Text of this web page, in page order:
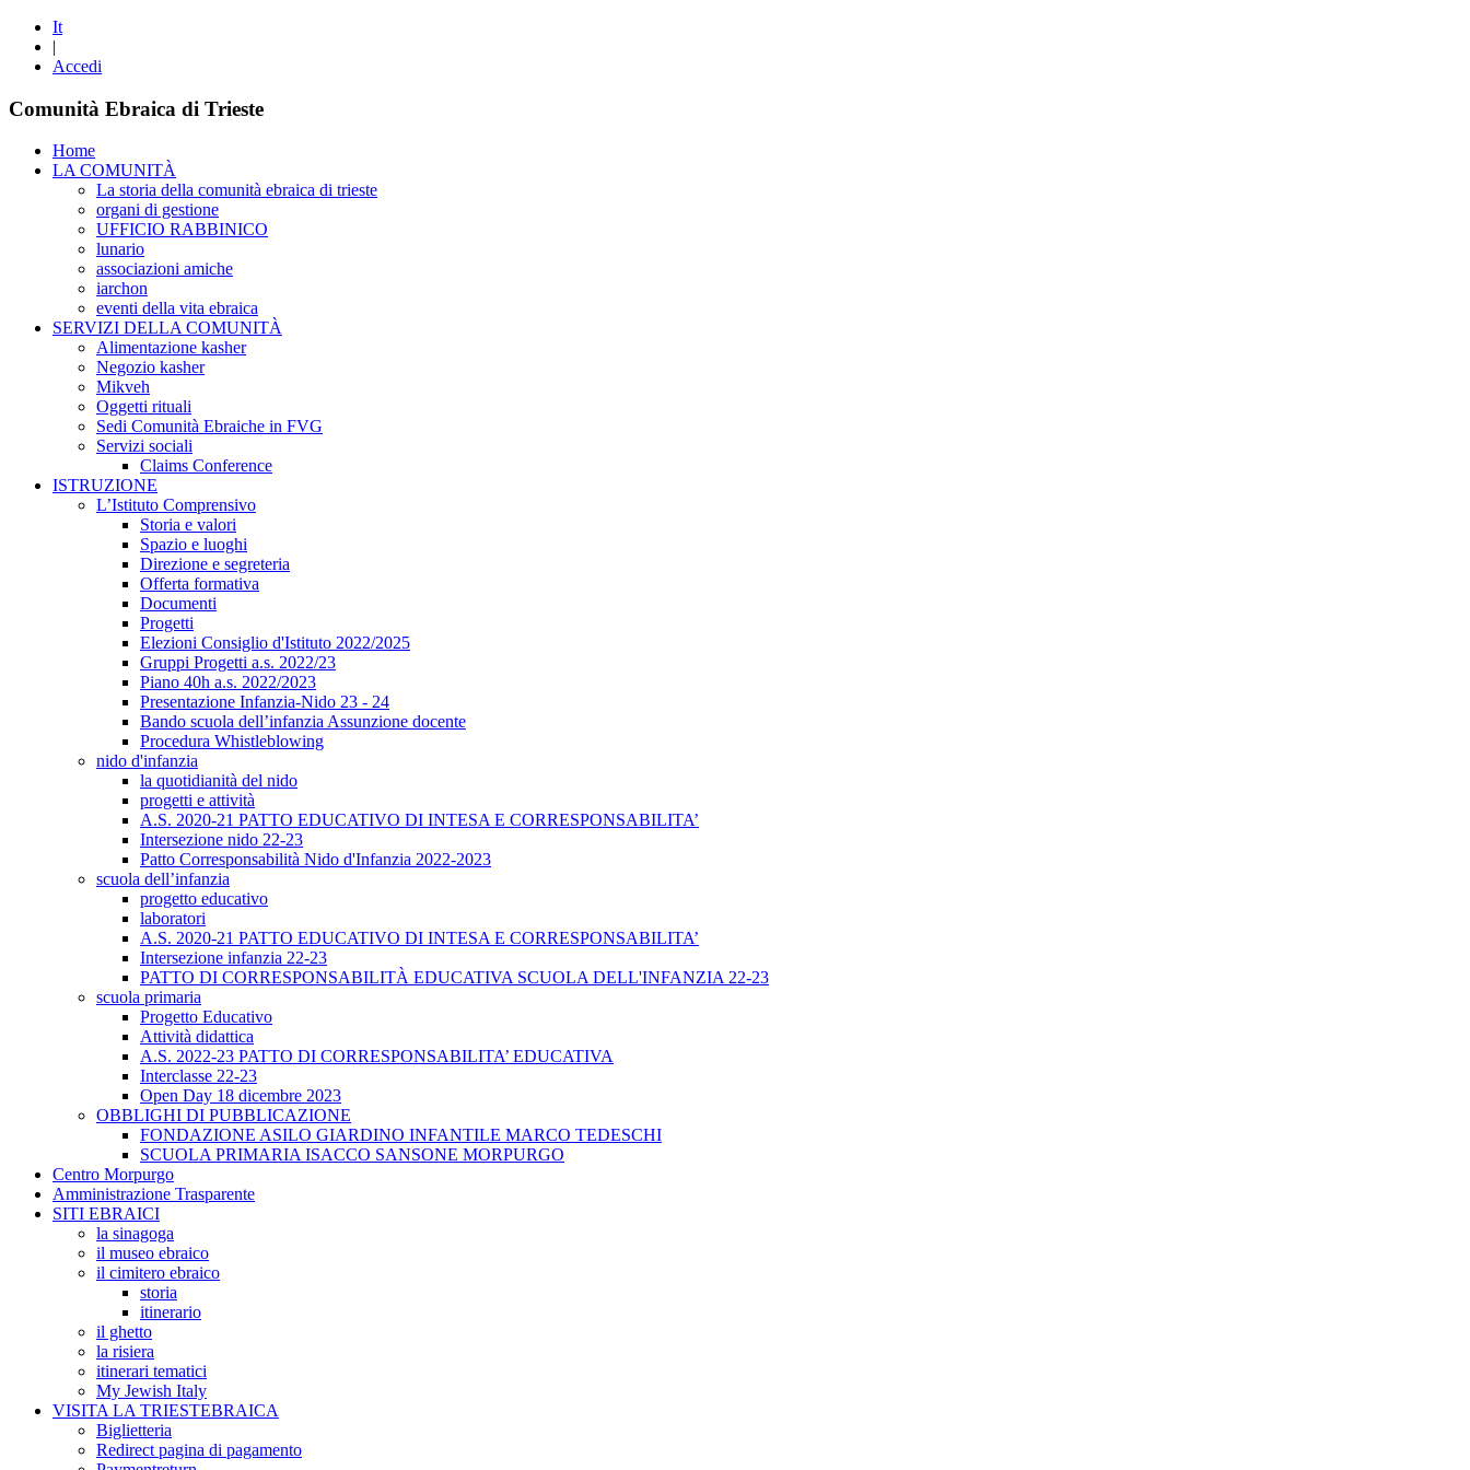
It
|
Accedi
Comunità Ebraica di Trieste
Home
LA COMUNITÀ
La storia della comunità ebraica di trieste
organi di gestione
UFFICIO RABBINICO
lunario
associazioni amiche
iarchon
eventi della vita ebraica
SERVIZI DELLA COMUNITÀ
Alimentazione kasher
Negozio kasher
Mikveh
Oggetti rituali
Sedi Comunità Ebraiche in FVG
Servizi sociali
Claims Conference
ISTRUZIONE
L’Istituto Comprensivo
Storia e valori
Spazio e luoghi
Direzione e segreteria
Offerta formativa
Documenti
Progetti
Elezioni Consiglio d'Istituto 2022/2025
Gruppi Progetti a.s. 2022/23
Piano 40h a.s. 2022/2023
Presentazione Infanzia-Nido 23 - 24
Bando scuola dell’infanzia Assunzione docente
Procedura Whistleblowing
nido d'infanzia
la quotidianità del nido
progetti e attività
A.S. 2020-21 PATTO EDUCATIVO DI INTESA E CORRESPONSABILITA’
Intersezione nido 22-23
Patto Corresponsabilità Nido d'Infanzia 2022-2023
scuola dell’infanzia
progetto educativo
laboratori
A.S. 2020-21 PATTO EDUCATIVO DI INTESA E CORRESPONSABILITA’
Intersezione infanzia 22-23
PATTO DI CORRESPONSABILITÀ EDUCATIVA SCUOLA DELL'INFANZIA 22-23
scuola primaria
Progetto Educativo
Attività didattica
A.S. 2022-23 PATTO DI CORRESPONSABILITA’ EDUCATIVA
Interclasse 22-23
Open Day 18 dicembre 2023
OBBLIGHI DI PUBBLICAZIONE
FONDAZIONE ASILO GIARDINO INFANTILE MARCO TEDESCHI
SCUOLA PRIMARIA ISACCO SANSONE MORPURGO
Centro Morpurgo
Amministrazione Trasparente
SITI EBRAICI
la sinagoga
il museo ebraico
il cimitero ebraico
storia
itinerario
il ghetto
la risiera
itinerari tematici
My Jewish Italy
VISITA LA TRIESTEBRAICA
Biglietteria
Redirect pagina di pagamento